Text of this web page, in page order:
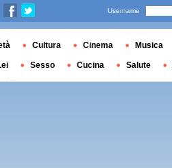
Username
Cultura Cinema Musica
Sesso Cucina Salute